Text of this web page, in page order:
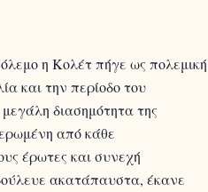
η Κολέτ πήγε ως πολεμική
και την περίοδο του
διασημότητα της
από κάθε
έρωτες και συνεχή
ακατάπαυστα, έκανε